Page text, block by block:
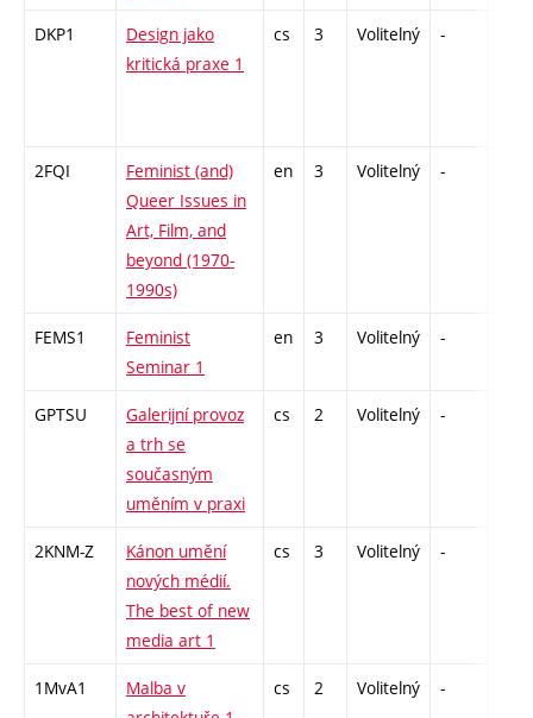
DKP1
Design jako
kritická praxe 1
cs 3 Volitelný -
2FQI
Feminist (and)
Queer Issues in
Art, Film, and
beyond (1970-
1990s)
en 3 Volitelný -
FEMS1
Feminist
Seminar 1
en 3 Volitelný -
GPTSU
Galerijní provoz
a trh se
současným
uměním v praxi
cs 2 Volitelný -
2KNM-Z
Kánon umění
nových médií.
The best of new
media art 1
cs 3 Volitelný -
1MvA1
Malba v
cs 2 Volitelný -